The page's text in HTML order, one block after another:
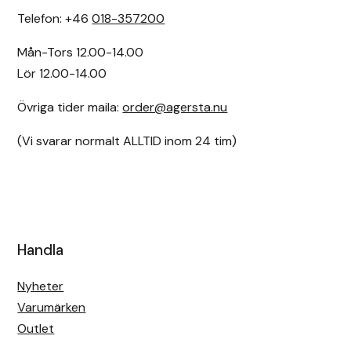
Telefon: +46018-357200
Mån-Tors 12.00-14.00
Lör 12.00-14.00
Övriga tider maila:order@agersta.nu
(Vi svarar normalt ALLTID inom 24 tim)
Handla
Nyheter
Varumärken
Outlet